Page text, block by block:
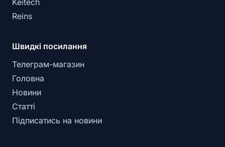
Keitech
Reins
Швидкі посилання
Телеграм-магазин
Головна
Новини
Статті
Підписатись на новини